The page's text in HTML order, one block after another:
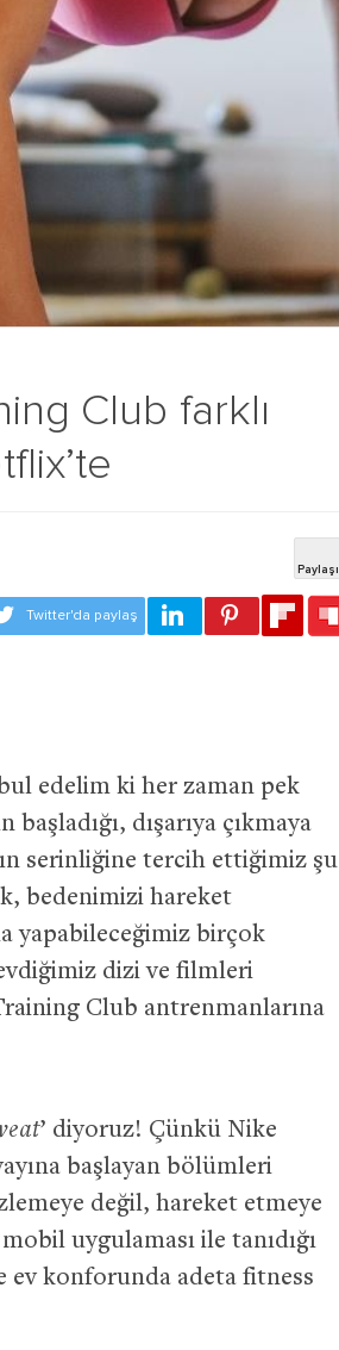
Club farklı
edelim ki her zaman pek
dışarıya çıkmaya
serinliğine tercih ettiğimiz şu
bedenimizi hareket
yapabileceğimiz birçok
dizi ve filmleri
Club antrenmanlarına
’ diyoruz! Çünkü Nike
başlayan bölümleri
değil, hareket etmeye
uygulaması ile tanıdığı
ev konforunda adeta fitness